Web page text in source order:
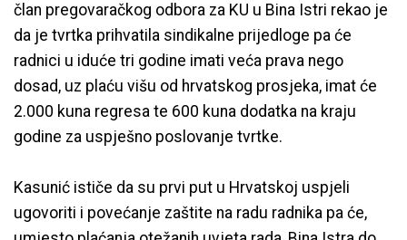
član pregovaračkog odbora za KU u Bina Istri rekao je
da je tvrtka prihvatila sindikalne prijedloge pa će
radnici u iduće tri godine imati veća prava nego
dosad, uz plaću višu od hrvatskog prosjeka, imat će
2.000 kuna regresa te 600 kuna dodatka na kraju
godine za uspješno poslovanje tvrtke.
Kasunić ističe da su prvi put u Hrvatskoj uspjeli
ugovoriti i povećanje zaštite na radu radnika pa će,